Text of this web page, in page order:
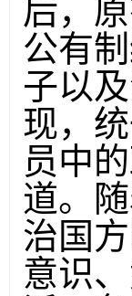
后，
公有
子以
现，
员中
道。
治国
意识